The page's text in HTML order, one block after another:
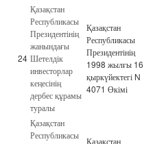
24
Қазақстан
Республикасы
Президентінің
жанындағы
Шетелдік
инвесторлар
кеңесінің
дербес құрамы
туралы
Қазақстан
Республикасы
Президентінің
1998 жылғы 16
қыркүйектегі N
4071 Өкімі
Қазақстан
Республикасы
Қазақстан